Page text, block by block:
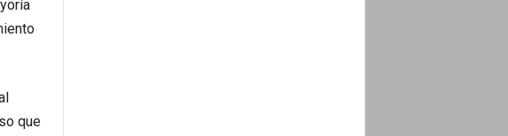
que